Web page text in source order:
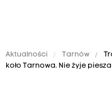
Aktualności Tarnów
koło Tarnowa. Nie żyje piesza